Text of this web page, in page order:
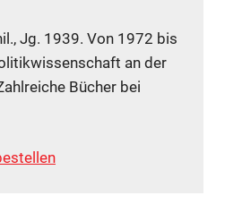
Jg. 1939. Von 1972 bis
an der
Bücher bei